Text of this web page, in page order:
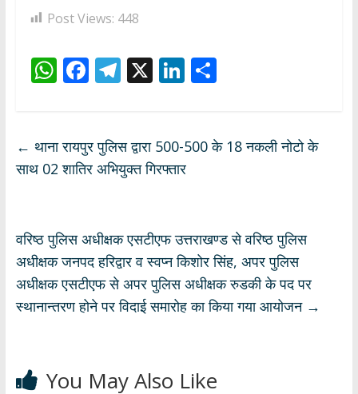
Post Views: 448
W
s
A
p
F
b
o
k
T
gr
a
X Li
e
dI
S
e
← थाना रायपुर पुलिस द्वारा 500-500 के 18 नकली नोटो के
साथ 02 शातिर अभियुक्त गिरफ्तार
वरिष्ठ पुलिस अधीक्षक एसटीएफ उत्तराखण्ड से वरिष्ठ पुलिस
अधीक्षक जनपद हरिद्वार व स्वप्न किशोर सिंह, अपर पुलिस
अधीक्षक एसटीएफ से अपर पुलिस अधीक्षक रुडकी के पद पर
स्थानान्तरण होने पर विदाई समारोह का किया गया आयोजन →
You May Also Like